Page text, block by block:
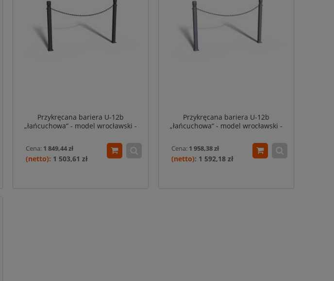
Przykręcana bariera U-12b
„łańcuchowa“ - model wrocławski -
Cena: 1 849,44 zł
1 503,61 zł
Przykręcana bariera U-12b
„łańcuchowa“ - model wrocławski -
Cena: 1 958,38 zł
1 592,18 zł